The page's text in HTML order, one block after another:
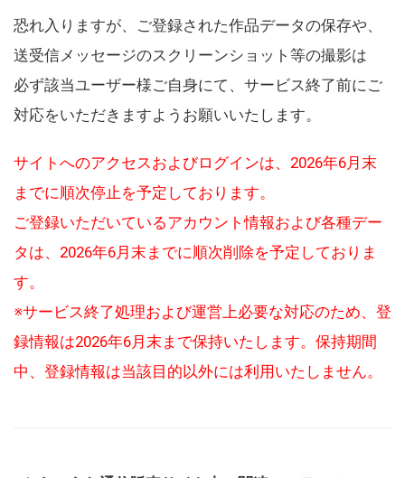
恐れ入りますが、ご登録された作品データの保存や、
送受信メッセージのスクリーンショット等の撮影は
必ず該当ユーザー様ご自身にて、サービス終了前にご
対応をいただきますようお願いいたします。
サイトへのアクセスおよびログインは、2026年6月末
までに順次停止を予定しております。
ご登録いただいているアカウント情報および各種デー
タは、2026年6月末までに順次削除を予定しておりま
す。
※サービス終了処理および運営上必要な対応のため、登
録情報は2026年6月末まで保持いたします。保持期間
中、登録情報は当該目的以外には利用いたしません。